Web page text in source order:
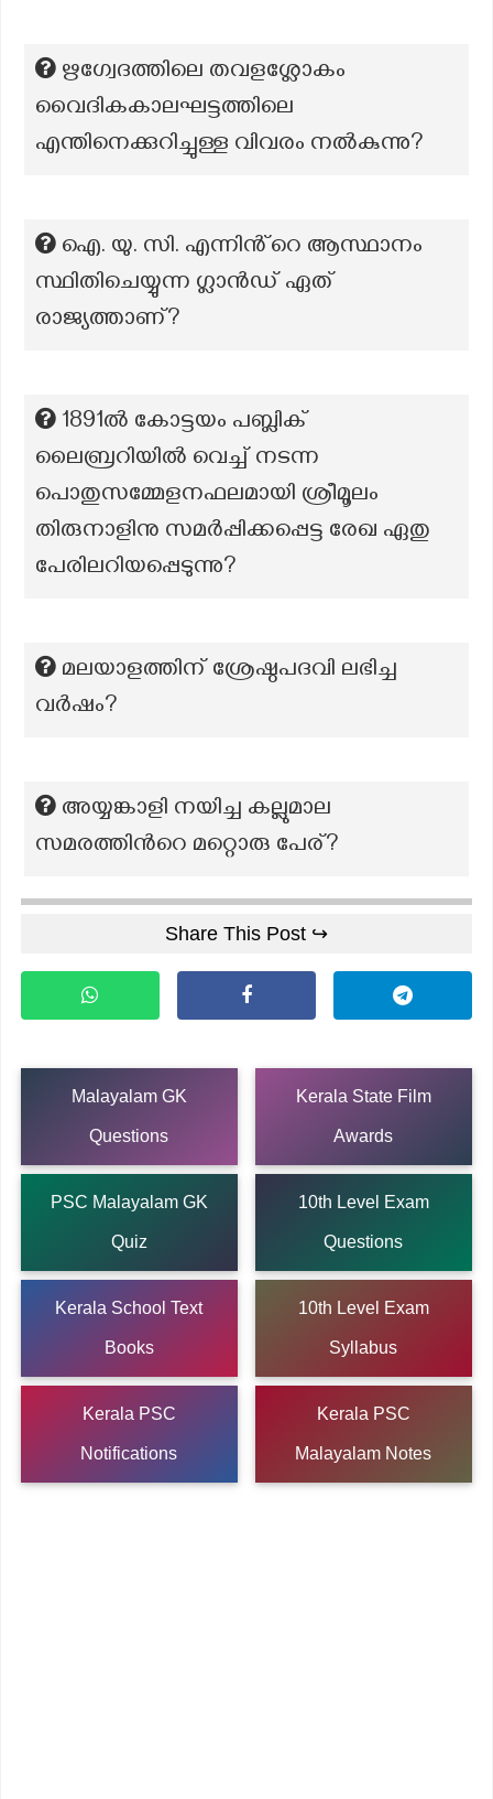
ഋഗ്വേദത്തിലെ തവളശ്ലോകം
വൈദികകാലഘട്ടത്തിലെ
എന്തിനെക്കുറിച്ചുള്ള വിവരം നൽകുന്നു?
ഐ. യു. സി. എന്നിൻ്റെ ആസ്ഥാനം
സ്ഥിതിചെയ്യുന്ന ഗ്ലാൻഡ് ഏത്
രാജ്യത്താണ്?
1891ൽ കോട്ടയം പബ്ലിക്
ലൈബ്രറിയിൽ വെച്ച് നടന്ന
പൊതുസമ്മേളനഫലമായി ശ്രീമൂലം
തിരുനാളിനു സമർപ്പിക്കപ്പെട്ട രേഖ ഏതു
പേരിലറിയപ്പെടുന്നു?
മലയാളത്തിന് ശ്രേഷ്ഠപദവി ലഭിച്ച
വര്‍ഷം?
അയ്യങ്കാളി നയിച്ച കല്ലുമാല
സമരത്തിന്‍റെ മറ്റൊരു പേര്?
Share This Post ↪
Malayalam GK
Questions
Kerala State Film
Awards
PSC Malayalam GK
Quiz
10th Level Exam
Questions
Kerala School Text
Books
10th Level Exam
Syllabus
Kerala PSC
Notifications
Kerala PSC
Malayalam Notes